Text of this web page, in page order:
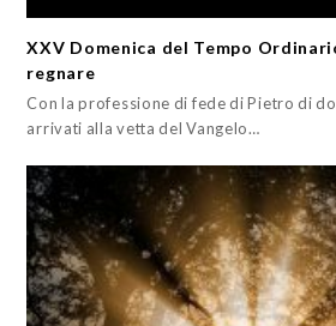
XXV Domenica del Tempo
regnare
Con la professione di fede di Pietro di
arrivati alla vetta del Vangelo…